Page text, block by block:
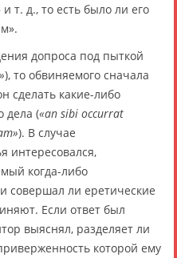
т. д., то есть было ли его
допроса под пыткой
), то обвиняемого сначала
сделать какие-либо
дела («an sibi occurrat
). В случае
интересовался,
когда-либо
совершал ли еретические
Если ответ был
выяснял, разделяет ли
которой ему